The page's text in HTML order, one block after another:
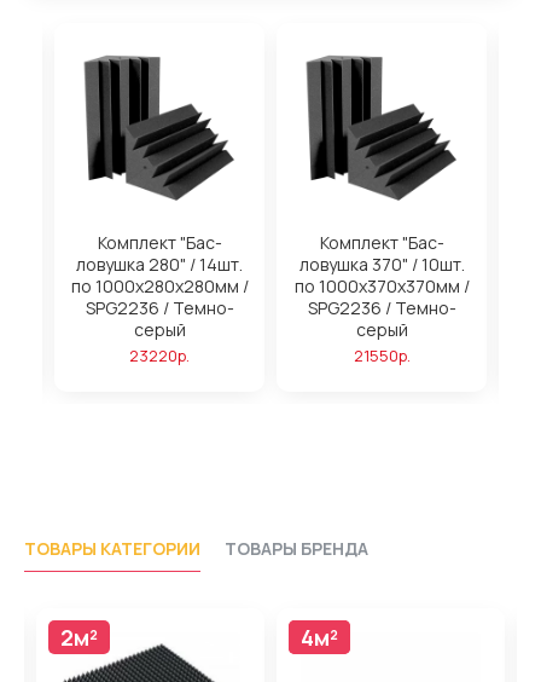
Комплект "Бас-
ловушка 280" / 14шт.
по 1000х280х280мм /
SPG2236 / Темно-
серый
23220р.
Комплект "Бас-
ловушка 370" / 10шт.
по 1000х370х370мм /
SPG2236 / Темно-
серый
21550р.
ТОВАРЫ КАТЕГОРИИ ТОВАРЫ БРЕНДА
2м² 4м²
4м²